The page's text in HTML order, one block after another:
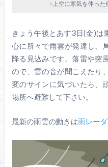
↑上空に寒気を伴っ
きょう午後とあす3日(金)は
心に所々で雨雲が発達し、
降る見込みです。落雷や突
ので、雷の音が聞こえたり
変のサインに気づいたら、
場所へ避難して下さい。
最新の雨雲の動きは雨レー